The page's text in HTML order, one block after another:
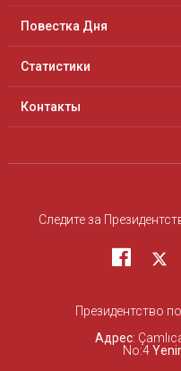
Повестка Дня
Статистики
Контакты
Следите за
Президентство
Адрес:
No:4